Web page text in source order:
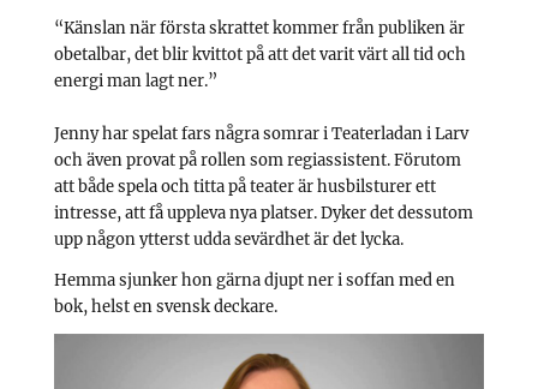
“Känslan när första skrattet kommer från publiken är
obetalbar, det blir kvittot på att det varit värt all tid och
energi man lagt ner.”
Jenny har spelat fars några somrar i Teaterladan i Larv
och även provat på rollen som regiassistent. Förutom
att både spela och titta på teater är husbilsturer ett
intresse, att få uppleva nya platser. Dyker det dessutom
upp någon ytterst udda sevärdhet är det lycka.
Hemma sjunker hon gärna djupt ner i soffan med en
bok, helst en svensk deckare.